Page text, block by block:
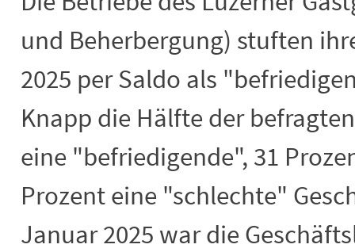
und Beherbergung) stuften
2025 per Saldo als
Knapp die Hälfte der
eine "befriedigende", 31
Prozent eine "schlechte"
Januar 2025 war die